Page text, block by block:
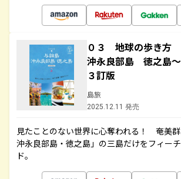
０３ 地球の歩き
沖永良部島 徳之島
３訂版
島旅
2025.12.11 発売
見たことのない世界に心奪われる！ 奄美群
沖永良部島・徳之島」の三島だけをフィー
ド。